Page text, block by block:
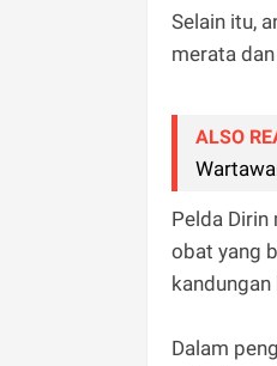
Selain itu,
merata
ALSO
Pelda Dirin
obat yang
kandungan
Dalam